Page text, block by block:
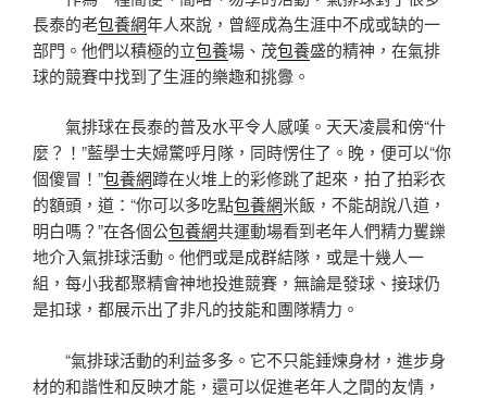
長泰的老包養網年人來說，曾經成為生涯中不成或缺的一
部門。他們以積極的立包養場、茂包養盛的精神，在氣排
球的競賽中找到了生涯的樂趣和挑釁。
氣排球在長泰的普及水平令人感嘆。天天凌晨和傍“什
麼？！”藍學士夫婦驚呼月隊，同時愣住了。晚，便可以“你
個傻冒！”包養網蹲在火堆上的彩修跳了起來，拍了拍彩衣
的額頭，道：“你可以多吃點包養網米飯，不能胡說八道，
明白嗎？”在各個公包養網共運動場看到老年人們精力矍鑠
地介入氣排球活動。他們或是成群結隊，或是十幾人一
組，每小我都聚精會神地投進競賽，無論是發球、接球仍
是扣球，都展示出了非凡的技能和團隊精力。
“氣排球活動的利益多多。它不只能錘煉身材，進步身
材的和諧性和反映才能，還可以促進老年人之間的友情，